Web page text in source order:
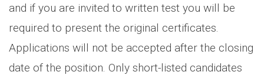
and if you are invited to written test you will be
required to present the original certificates.
Applications will not be accepted after the closing
date of the position. Only short-listed candidates